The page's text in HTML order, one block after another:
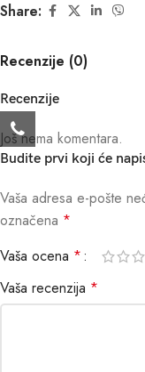
Share:
Recenzije (0)
Recenzije
Još nema komentara.
Budite prvi koji će
Vaša adresa e-pošte
označena *
Vaša ocena *
Vaša recenzija *